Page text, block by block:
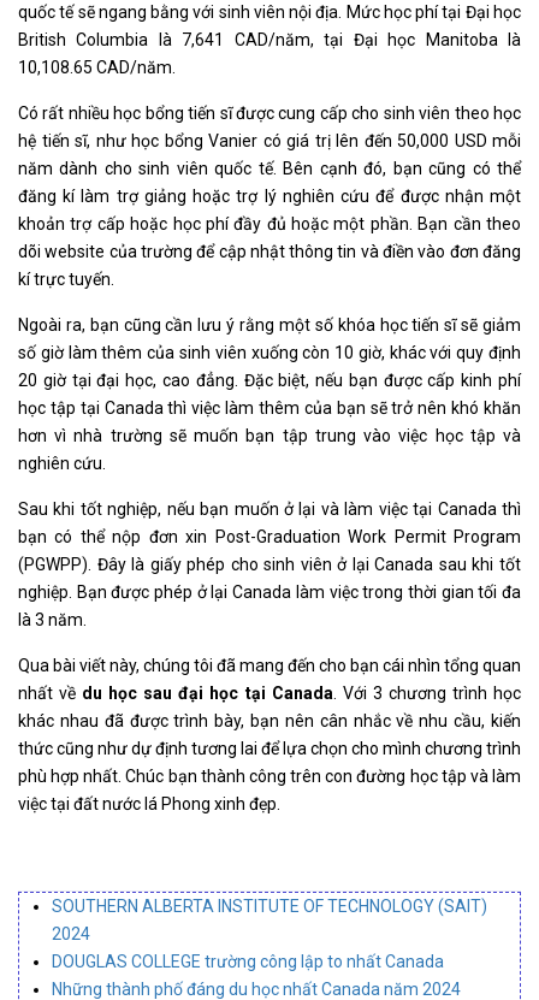
quốc tế sẽ ngang bằng với sinh viên nội địa. Mức học phí tại Đại học
British Columbia là 7,641 CAD/năm, tại Đại học Manitoba là
10,108.65 CAD/năm.
Có rất nhiều học bổng tiến sĩ được cung cấp cho sinh viên theo học
hệ tiến sĩ, như học bổng Vanier có giá trị lên đến 50,000 USD mỗi
năm dành cho sinh viên quốc tế. Bên cạnh đó, bạn cũng có thể
đăng kí làm trợ giảng hoặc trợ lý nghiên cứu để được nhận một
khoản trợ cấp hoặc học phí đầy đủ hoặc một phần. Bạn cần theo
dõi website của trường để cập nhật thông tin và điền vào đơn đăng
kí trực tuyến.
Ngoài ra, bạn cũng cần lưu ý rằng một số khóa học tiến sĩ sẽ giảm
số giờ làm thêm của sinh viên xuống còn 10 giờ, khác với quy định
20 giờ tại đại học, cao đẳng. Đặc biệt, nếu bạn được cấp kinh phí
học tập tại Canada thì việc làm thêm của bạn sẽ trở nên khó khăn
hơn vì nhà trường sẽ muốn bạn tập trung vào việc học tập và
nghiên cứu.
Sau khi tốt nghiệp, nếu bạn muốn ở lại và làm việc tại Canada thì
bạn có thể nộp đơn xin Post-Graduation Work Permit Program
(PGWPP). Đây là giấy phép cho sinh viên ở lại Canada sau khi tốt
nghiệp. Bạn được phép ở lại Canada làm việc trong thời gian tối đa
là 3 năm.
Qua bài viết này, chúng tôi đã mang đến cho bạn cái nhìn tổng quan
nhất về du học sau đại học tại Canada . Với 3 chương trình học
khác nhau đã được trình bày, bạn nên cân nhắc về nhu cầu, kiến
thức cũng như dự định tương lai để lựa chọn cho mình chương trình
phù hợp nhất. Chúc bạn thành công trên con đường học tập và làm
việc tại đất nước lá Phong xinh đẹp.
SOUTHERN ALBERTA INSTITUTE OF TECHNOLOGY (SAIT)
2024
DOUGLAS COLLEGE trường công lập to nhất Canada
Những thành phố đáng du học nhất Canada năm 2024